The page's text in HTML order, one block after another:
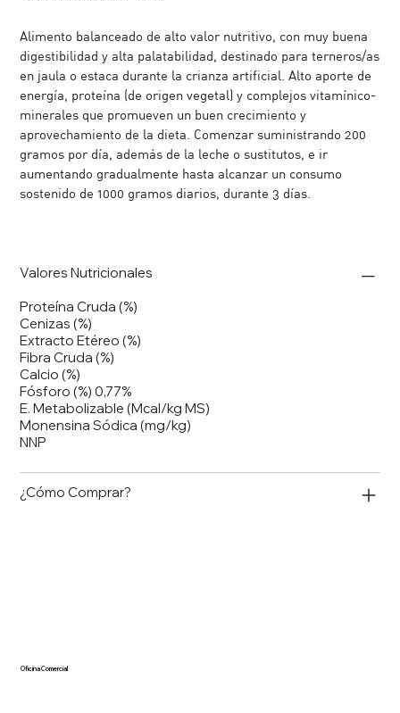
Alimento balanceado de alto valor nutritivo, con muy buena
digestibilidad y alta palatabilidad, destinado para terneros/as
en jaula o estaca durante la crianza artificial. Alto aporte de
energía, proteína (de origen vegetal) y complejos vitamínico-
minerales que promueven un buen crecimiento y
aprovechamiento de la dieta. Comenzar suministrando 200
gramos por día, además de la leche o sustitutos, e ir
aumentando gradualmente hasta alcanzar un consumo
sostenido de 1000 gramos diarios, durante 3 días.
Valores Nutricionales
Proteína Cruda (%)
Cenizas (%)
Extracto Etéreo (%)
Fibra Cruda (%)
Calcio (%)
Fósforo (%) 0,77%
E. Metabolizable (Mcal/kg MS)
Monensina Sódica (mg/kg)
NNP
¿Cómo Comprar?
Oficina Comercial